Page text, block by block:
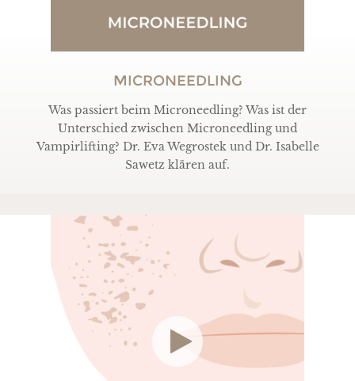
MICRONEEDLING
Was passiert beim Microneedling? Was ist der
Unterschied zwischen Microneedling und
Vampirlifting? Dr. Eva Wegrostek und Dr. Isabelle
Sawetz klären auf.